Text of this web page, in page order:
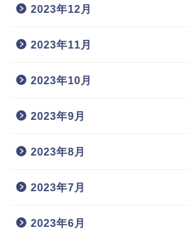
2023年12月
2023年11月
2023年10月
2023年9月
2023年8月
2023年7月
2023年6月